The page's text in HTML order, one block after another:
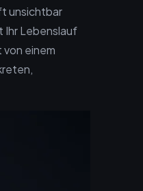
unsichtbar
Ihr Lebenslauf
einem